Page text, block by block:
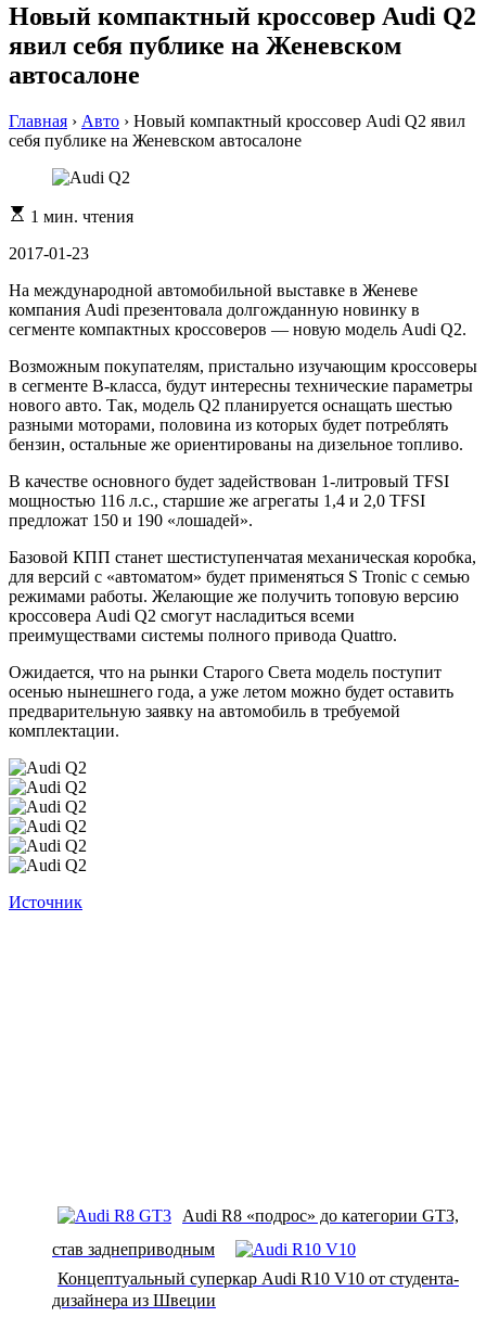
Новый компактный кроссовер Audi Q2
явил себя публике на Женевском
автосалоне
Главная › Авто › Новый компактный кроссовер Audi Q2 явил
себя публике на Женевском автосалоне
Расчетное
чтения
1 мин. чтения
2017-01-23
На международной автомобильной выставке в Женеве
компания Audi презентовала долгожданную новинку в
сегменте компактных кроссоверов — новую модель Audi Q2.
Возможным покупателям, пристально изучающим кроссоверы
в сегменте B-класса, будут интересны технические параметры
нового авто. Так, модель Q2 планируется оснащать шестью
разными моторами, половина из которых будет потреблять
бензин, остальные же ориентированы на дизельное топливо.
В качестве основного будет задействован 1-литровый TFSI
мощностью 116 л.с., старшие же агрегаты 1,4 и 2,0 TFSI
предложат 150 и 190 «лошадей».
Базовой КПП станет шестиступенчатая механическая коробка,
для версий с «автоматом» будет применяться S Tronic с семью
режимами работы. Желающие же получить топовую версию
кроссовера Audi Q2 смогут насладиться всеми
преимуществами системы полного привода Quattro.
Ожидается, что на рынки Старого Света модель поступит
осенью нынешнего года, а уже летом можно будет оставить
предварительную заявку на автомобиль в требуемой
комплектации.
Источник
Audi R8 «подрос» до категории GT3,
став заднеприводным
Концептуальный суперкар Audi R10 V10 от студента-
дизайнера из Швеции